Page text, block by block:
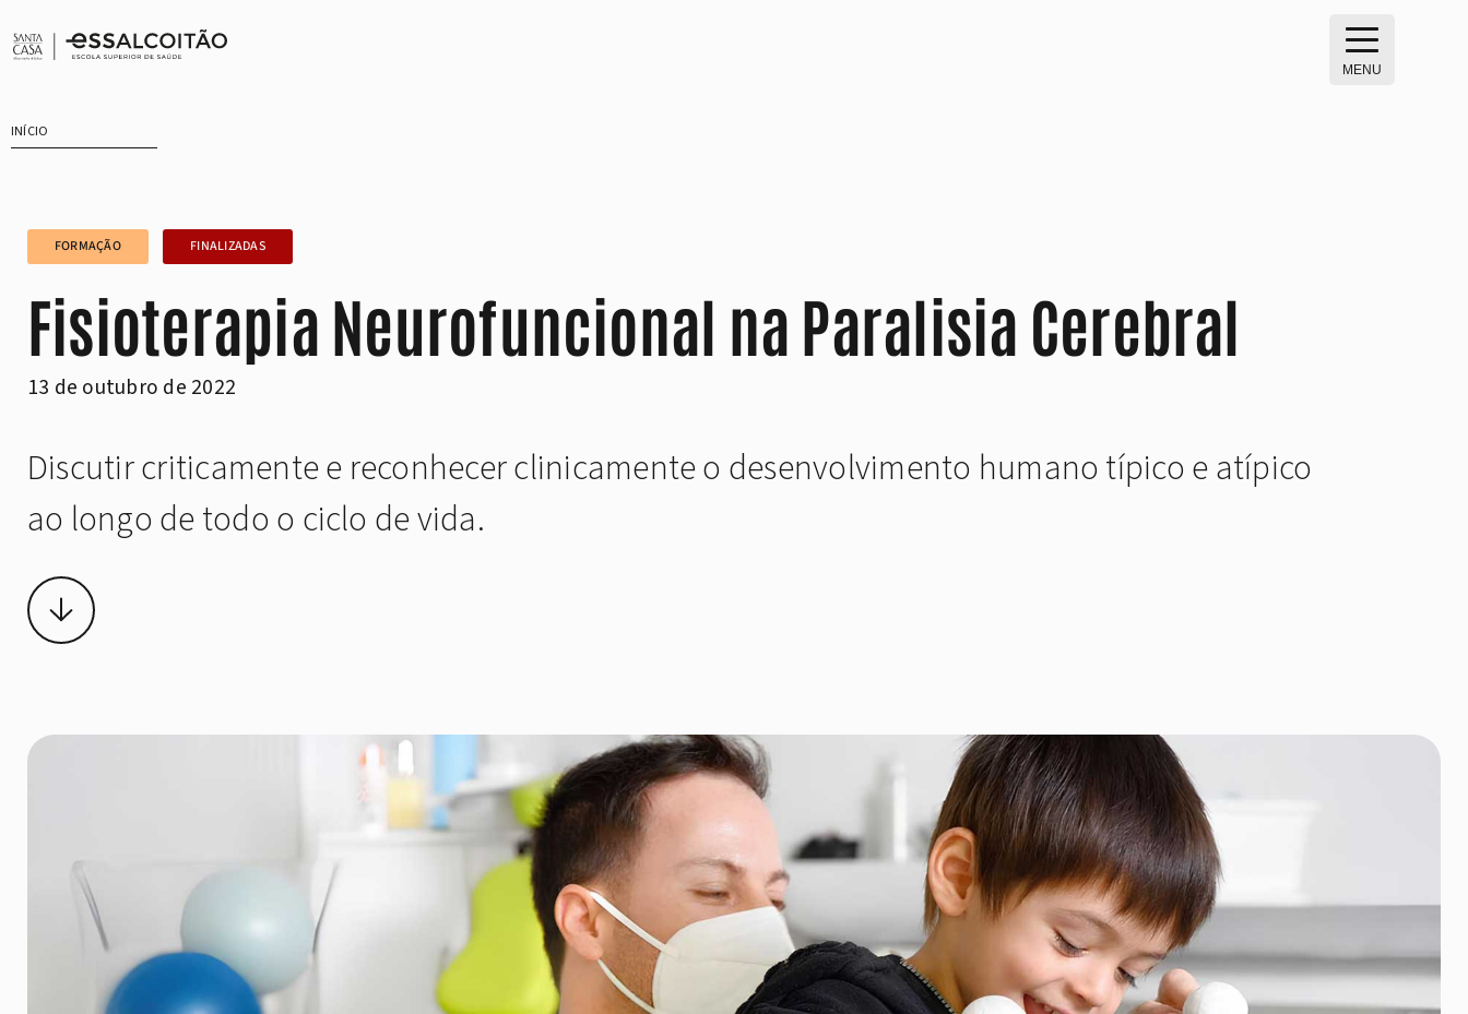
para
MENU
INÍCIO
FORMAÇÃO FINALIZADAS
Fisioterapia Neurofuncional na Paralisia Cerebral
13 de outubro de 2022
Discutir criticamente e reconhecer clinicamente o desenvolvimento humano típico e atípico
ao longo de todo o ciclo de vida.